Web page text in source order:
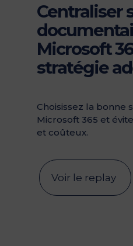
Centraliser
Microsoft
stratégie
Choisissez la bonne
Microsoft 365 et
et coûteux.
Voir le replay